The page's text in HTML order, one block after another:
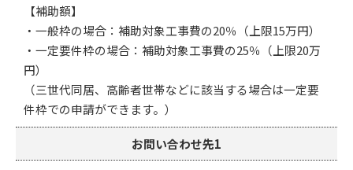
【補助額】
・一般枠の場合：補助対象工事費の20％（上限15万円）
・一定要件枠の場合：補助対象工事費の25％（上限20万
円）
（三世代同居、高齢者世帯などに該当する場合は一定要
件枠での申請ができます。）
お問い合わせ先1